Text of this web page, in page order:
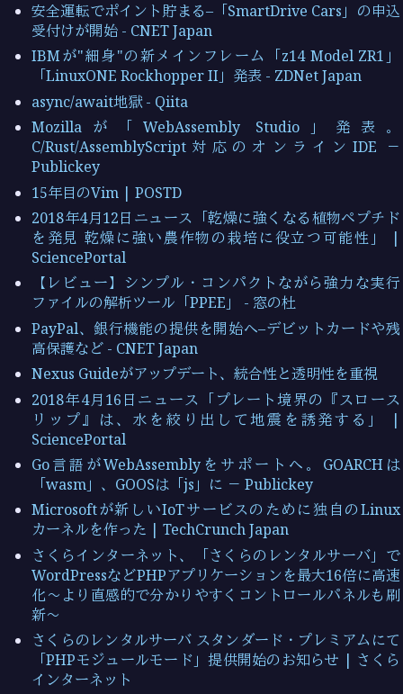
安全運転でポイント貯まる–「SmartDrive Cars」の申込
受付けが開始 - CNET Japan
IBMが"細身"の新メインフレーム「z14 Model ZR1」
「LinuxONE Rockhopper II」発表 - ZDNet Japan
async/await地獄 - Qiita
Mozillaが「WebAssembly Studio」発表。
C/Rust/AssemblyScript対応のオンラインIDE －
Publickey
15年目のVim | POSTD
2018年4月12日ニュース「乾燥に強くなる植物ペプチド
を発見 乾燥に強い農作物の栽培に役立つ可能性」 |
SciencePortal
【レビュー】シンプル・コンパクトながら強力な実行
ファイルの解析ツール「PPEE」 - 窓の杜
PayPal、銀行機能の提供を開始へ–デビットカードや残
高保護など - CNET Japan
Nexus Guideがアップデート、統合性と透明性を重視
2018年4月16日ニュース「プレート境界の『スロース
リップ』は、水を絞り出して地震を誘発する」 |
SciencePortal
Go言語がWebAssemblyをサポートへ。GOARCHは
「wasm」、GOOSは「js」に － Publickey
Microsoftが新しいIoTサービスのために独自のLinux
カーネルを作った | TechCrunch Japan
さくらインターネット、「さくらのレンタルサーバ」で
WordPressなどPHPアプリケーションを最大16倍に高速
化～より直感的で分かりやすくコントロールパネルも刷
新～
さくらのレンタルサーバ スタンダード・プレミアムにて
「PHPモジュールモード」提供開始のお知らせ | さくら
インターネット